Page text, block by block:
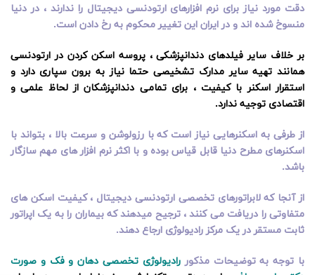
دقت مورد نیاز برای نرم افزارهای ارتودنسی دیجیتال را ندارند ، در دنیا
منسوخ شده اند و در ایران این تغییر محکوم به رخ دادن است.
بر خلاف سایر فیلدهای دندانپزشکی ، پروسه اسکن کردن در ارتودنسی
همانند تهیه سایر مدارک تشخیصی حتما نیاز به برون سپاری دارد و
استقرار اسکنر با کیفیت ، برای تمامی دندانپزشکان از لحاظ علمی و
اقتصادی توجیه ندارد.
از طرفی به اسکنرهایی نیاز است که با رزولوشن و سرعت بالا ، بتواند با
اسکنرهای مطرح دنیا قابل قیاس بوده و با اکثر نرم افزار های مهم سازگار
باشد.
از آنجا که لابراتورهای تخصصی ارتودنسی دیجیتال ، کیفیت اسکن های
متفاوتی را دریافت می کنند ، ترجیح میدهند که بیماران را به یک اپراتور
ثابت مستقر در یک مرکز رادیولوژی ارجاع دهند.
با توجه به توضیحات مذکوررادیولوژی تخصصی دهان و فک و صورت